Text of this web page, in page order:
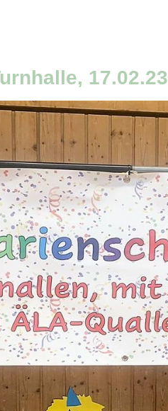
17.02.23